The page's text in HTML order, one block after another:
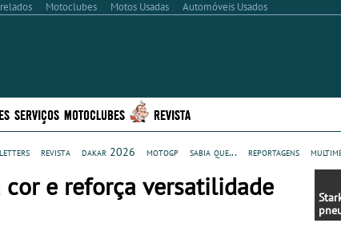
Motoclubes Motos Usadas Automóveis Usados
SERVIÇOS MOTOCLUBES REVISTA
revista dakar 2026 motogp sabia que... reportagens
cor e reforça versatilidade